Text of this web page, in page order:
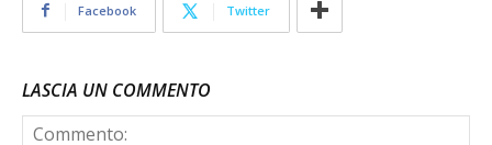
Facebook Twitter
LASCIA UN COMMENTO